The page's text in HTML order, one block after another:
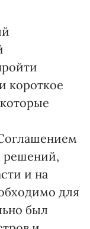
короткое
решений,
и на
для
был